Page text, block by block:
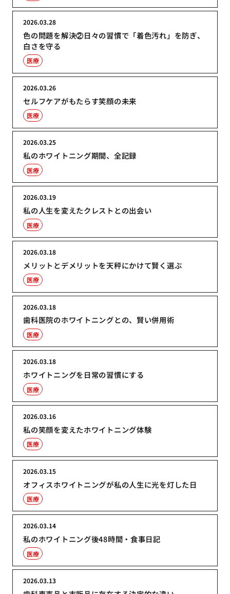
色の問題を解決②日々の習慣で「着色汚れ」を防ぎ、
白さを守る
2026.03.28
医療
セルフケアがもたらす笑顔の未来
2026.03.26
医療
私のホワイトニング期間、全記録
2026.03.25
医療
私の人生を変えたクレストとの出会い
2026.03.19
医療
メリットとデメリットを天秤にかけて賢く選ぶ
2026.03.18
医療
歯科医院のホワイトニングとの、賢い併用術
2026.03.18
医療
ホワイトニングを日常の習慣にする
2026.03.18
医療
私の笑顔を変えたホワイトニング体験
2026.03.16
医療
オフィスホワイトニングが私の人生に光を灯した日
2026.03.15
医療
私のホワイトニング後48時間・食事日記
2026.03.14
医療
2026.03.13